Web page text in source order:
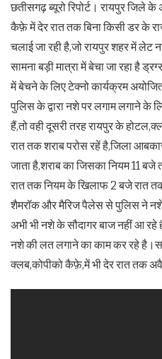
छतीसगढ़ ब्यूरो रिपोर्ट। रायपुर जिले
कैफ़े में देर रात तक बिना किसी डर के
चलाई जा रही है,जो रायपुर शहर में लेट
सामना बड़ी मात्रा में बेचा जा रहा है
में बेचने के लिए टेक्नो कार्यक्रम
पुलिस के द्वारा नशे पर लगाम लगाने के
हैं,तो वही दूसरी तरह रायपुर के
रात तक शराब परोस रहें है,जिला
जाता है,शराब का जिसका नियम 11
रात तक नियम के खिलाफ 2 बजे रात तक
शैमरॉक और मैरिज पैलेस से पुलिस ने नशे
अभी भी नशे के सौदागर बाज नहीं आ रहे
नशे की लत लगाने का काम कर रहे
क्लब,कोपीको कैफ़े,में भी देर रात तक